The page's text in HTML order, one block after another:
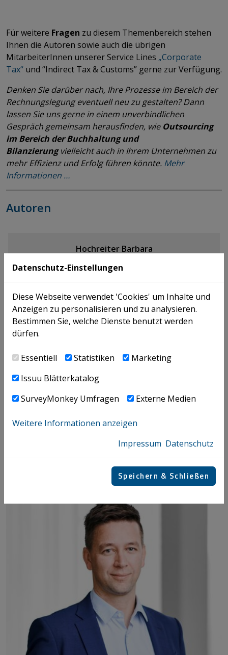
Für weitere Fragen zu diesem Themenbereich stehen
Ihnen die Autoren sowie auch die übrigen
MitarbeiterInnen unserer Service Lines „Corporate
Tax“ und “Indirect Tax & Customs” gerne zur Verfügung.
Denken Sie darüber nach, Ihre Prozesse im Bereich der
Rechnungslegung eventuell neu zu gestalten? Dann
lassen Sie uns gerne in einem unverbindlichen
Gespräch gemeinsam herausfinden, wie Outsourcing
im Bereich der Buchhaltung und
Bilanzierungvielleicht auch in Ihrem Unternehmen zu
mehr Effizienz und Erfolg führen könnte. Mehr
Informationen …
Autoren
Hochreiter Barbara
+43 732 69412 - 6212
E-MAIL V-CARD
Platzer Günther
+43 / 732 / 69412 - 5578
Datenschutz-Einstellungen
Diese Webseite verwendet 'Cookies' um Inhalte und
Anzeigen zu personalisieren und zu analysieren.
Bestimmen Sie, welche Dienste benutzt werden
dürfen.
Essentiell Statistiken
Marketing
Issuu Blätterkatalog
SurveyMonkey Umfragen
Externe Medien
Weitere Informationen anzeigen
Impressum Datenschutz
Speichern & Schließen